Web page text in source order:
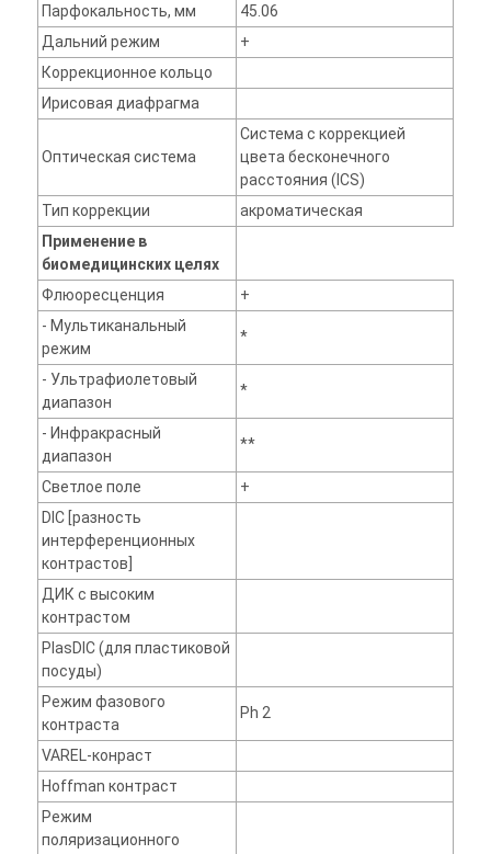
Парфокальность, мм
45.06
Дальний режим
+
Коррекционное кольцо
Ирисовая диафрагма
Оптическая система
Система с коррекцией
цвета бесконечного
расстояния (ICS)
Тип коррекции
акроматическая
Применение в
биомедицинских целях
Флюоресценция
+
- Мультиканальный
режим
*
- Ультрафиолетовый
диапазон
*
- Инфракрасный
диапазон
**
Светлое поле
+
DIC [разность
интерференционных
контрастов]
ДИК с высоким
контрастом
PlasDIC (для пластиковой
посуды)
Режим фазового
контраста
Ph 2
VAREL-конраст
Hoffman контраст
Режим
поляризационного